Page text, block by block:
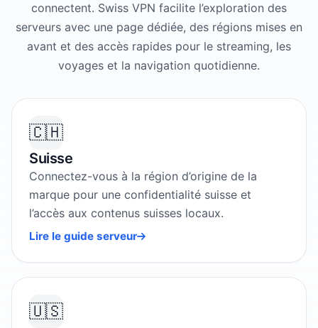
connectent. Swiss VPN facilite l’exploration des
serveurs avec une page dédiée, des régions mises en
avant et des accès rapides pour le streaming, les
voyages et la navigation quotidienne.
🇨🇭
Suisse
Connectez-vous à la région d’origine de la
marque pour une confidentialité suisse et
l’accès aux contenus suisses locaux.
Lire le guide serveur
🇺🇸